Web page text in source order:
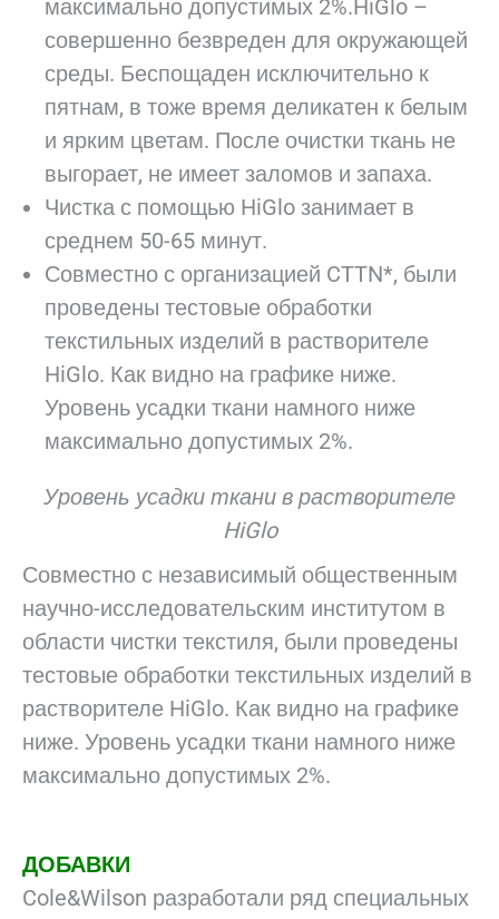
максимально допустимых 2%.HiGlo –
совершенно безвреден для окружающей
среды. Беспощаден исключительно к
пятнам, в тоже время деликатен к белым
и ярким цветам. После очистки ткань не
выгорает, не имеет заломов и запаха.
Чистка с помощью HiGlo занимает в
среднем 50-65 минут.
Совместно с организацией CTTN*, были
проведены тестовые обработки
текстильных изделий в растворителе
HiGlo. Как видно на графике ниже.
Уровень усадки ткани намного ниже
максимально допустимых 2%.
Уровень усадки ткани в растворителе
HiGlo
Совместно с независимый общественным
научно-исследовательским институтом в
области чистки текстиля, были проведены
тестовые обработки текстильных изделий в
растворителе HiGlo. Как видно на графике
ниже. Уровень усадки ткани намного ниже
максимально допустимых 2%.
ДОБАВКИ
Cole&Wilson разработали ряд специальных